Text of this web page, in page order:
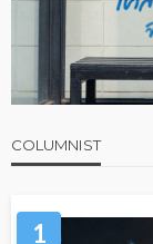
COLUMNIST
1